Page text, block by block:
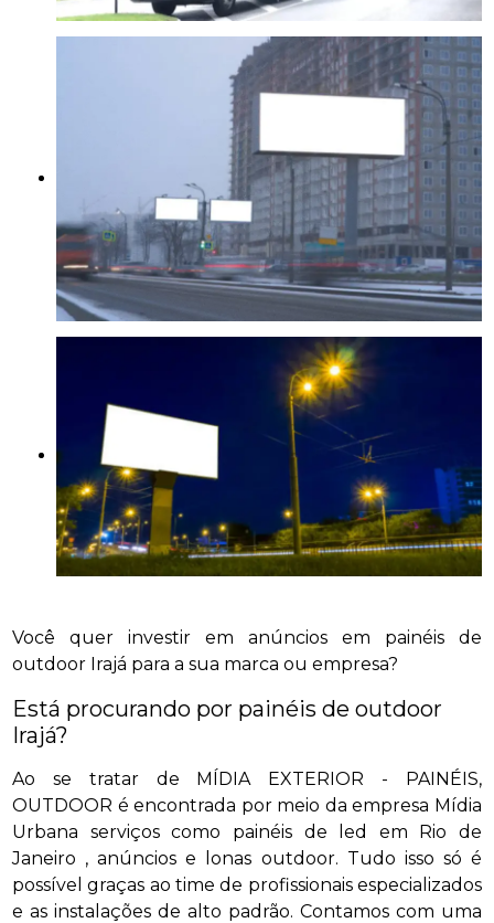
Você quer investir em anúncios em painéis de
outdoor Irajá para a sua marca ou empresa?
Está procurando por painéis de outdoor
Irajá?
Ao se tratar de MÍDIA EXTERIOR - PAINÉIS,
OUTDOOR é encontrada por meio da empresa Mídia
Urbana serviços como painéis de led em Rio de
Janeiro , anúncios e lonas outdoor. Tudo isso só é
possível graças ao time de profissionais especializados
e as instalações de alto padrão. Contamos com uma